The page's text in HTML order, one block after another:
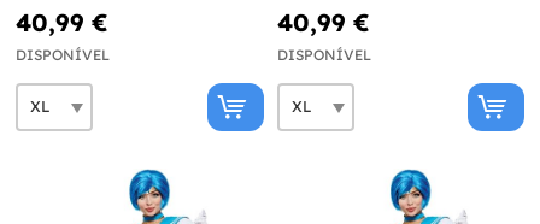
40,99 €
DISPONÍVEL
40,99 €
DISPONÍVEL